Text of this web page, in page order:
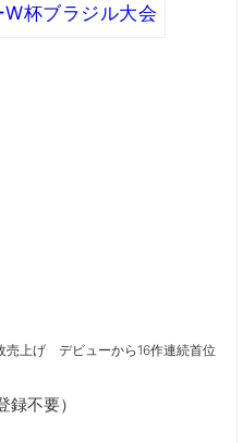
杯ブラジル大会
売上げ デビューから16作連続首位
不要）